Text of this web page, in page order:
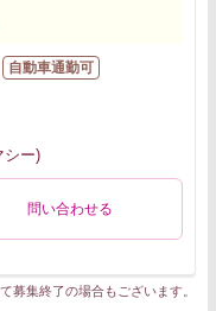
自動車通勤可
シー)
問い合わせる
募集終了の場合もございます。